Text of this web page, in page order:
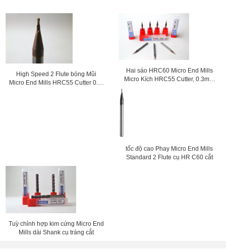
High Speed ​​2 Flute bóng Mũi
Micro End Mills HRC55 Cutter 0.5-
Hai sáo HRC60 Micro End Mills
Micro Kích HRC55 Cutter, 0.3mm
tốc độ cao Phay Micro End Mills
Standard 2 Flute cụ HR C60 cắt
Tuỳ chỉnh hợp kim cứng Micro End
Mills dài Shank cụ tráng cắt